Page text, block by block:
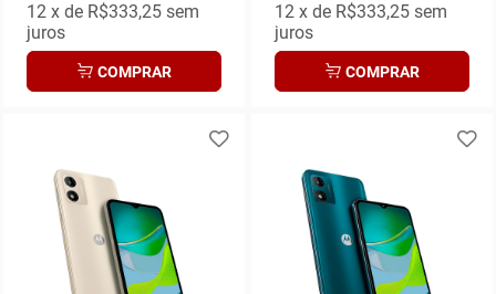
12x de R$333,25sem
juros
COMPRAR
12x de R$333,25sem
juros
COMPRAR